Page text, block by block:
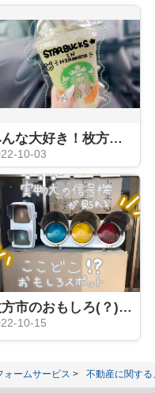
みんな大好き！枚方市のスターバックス
10-03
枚方市のおもしろ(？)スポット
10-15
ォームサービス 不動産に関す